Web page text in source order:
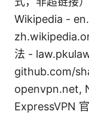
Wikipedia -
法 -
github.com/
openvpn.net,
ExpressVPN